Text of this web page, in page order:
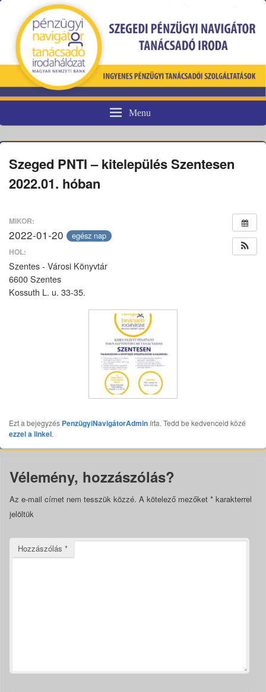
Pénzügyi fogyasztóvédelem
Menu
Szeged PNTI – kitelepülés Szentesen
2022.01. hóban
MIKOR:
2022-01-20 egész nap
HOL:
Szentes - Városi Könyvtár
6600 Szentes
Kossuth L. u. 33-35.
Ezt a bejegyzés PenzügyiNavigátorAdmin írta. Tedd be kedvenceid közé
ezzel a linkel.
Vélemény, hozzászólás?
Az e-mail címet nem tesszük közzé. A kötelező mezőket * karakterrel
jelöltük
Hozzászólás *